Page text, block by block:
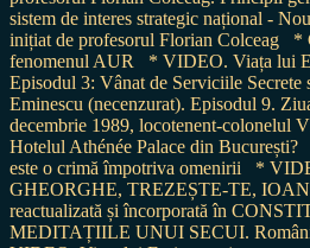
sistem de interes strategic național -
inițiat de profesorul Florian Colceag
*
fenomenul AUR
* VIDEO. Viața lui
Episodul 3: Vânat de Serviciile Secrete
Eminescu (necenzurat). Episodul 9.
decembrie 1989, locotenent-
Hotelul Athénée Palace din București?
este o crimă împotriva omenirii
*
GHEORGHE, TREZEȘTE-TE,
reactualizată și încorporată în
MEDITAȚIILE UNUI SECUI.